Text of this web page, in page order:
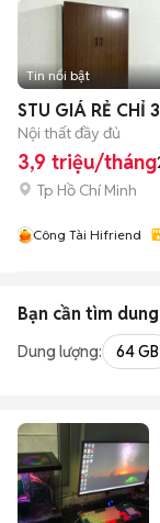
Tin nổi bật
STU GIÁ RẺ CHỈ
Nội thất đầy đủ
3,9 triệu/tháng
Tp Hồ Chí Minh
Công Tài Hifriend
Bạn cần tìm
Dung lượng: 64 GB